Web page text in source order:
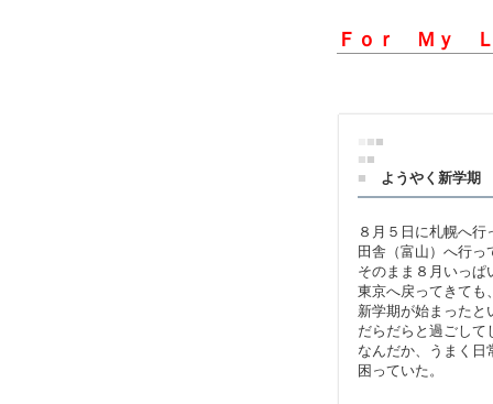
Ｆｏｒ Ｍｙ
■■
■■
■
ようやく新学期
８月５日に札幌へ
田舎（富山）へ行
そのまま８月いっぱ
東京へ戻ってきても
新学期が始まったと
だらだらと過ごして
なんだか、うまく日
困っていた。